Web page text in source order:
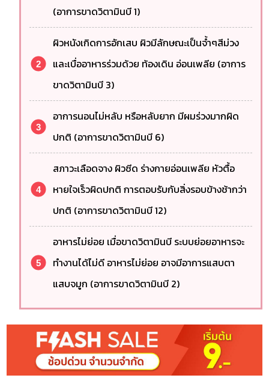
(อาการขาดวิตามินบี 1)
ผิวหนังเกิดการอักเสบ ผิวมีลักษณะเป็นจ้ำๆสีม่วง
และเบื่ออาหารร่วมด้วย ท้องเดิน อ่อนเพลีย (อาการ
ขาดวิตามินบี 3)
อาการนอนไม่หลับ หรือหลับยาก มีผมร่วงมากผิด
ปกติ (อาการขาดวิตามินบี 6)
สภาวะเลือดจาง ผิวซีด ร่างกายอ่อนเพลีย หัวตื้อ
หายใจเร็วผิดปกติ การตอบรับกับสิ่งรอบข้างช้ากว่า
ปกติ (อาการขาดวิตามินบี 12)
อาหารไม่ย่อย เมื่อขาดวิตามินบี ระบบย่อยอาหารจะ
ทำงานได้ไม่ดี อาหารไม่ย่อย อาจมีอาการแสบตา
แสบจมูก (อาการขาดวิตามินบี 2)